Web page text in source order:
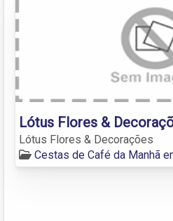
Lótus Flores &
Lótus Flores & Decorações
Cestas de Café da Manhã